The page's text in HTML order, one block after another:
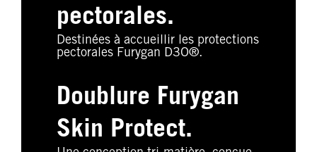
pectorales.
Destinées à accueillir les protections
pectorales Furygan D3O®.
Doublure Furygan
Skin Protect.